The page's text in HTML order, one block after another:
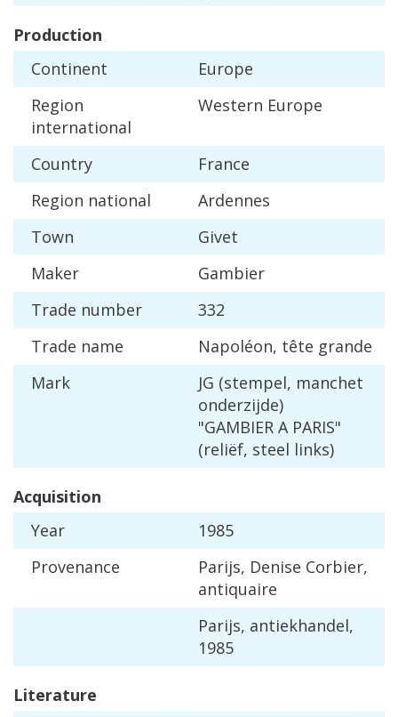
Production
Continent
Europe
Region
international
Western Europe
Country
France
Region national
Ardennes
Town
Givet
Maker
Gambier
Trade number
332
Trade name Napoléon, tête grande
Mark
JG (stempel, manchet
onderzijde)
"GAMBIER A PARIS"
(reliëf, steel links)
Acquisition
Year
1985
Provenance
Parijs, Denise Corbier,
antiquaire
Parijs, antiekhandel,
1985
Literature